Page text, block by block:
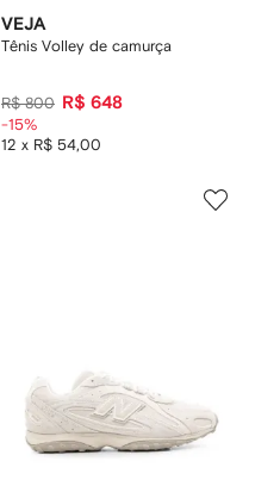
VEJA
Tênis Volley de camurça
R$ 800 R$ 648
12 x R$ 54,00
-15%